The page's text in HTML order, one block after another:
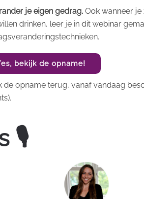
je eigen gedrag. Ook wanneer
drinken, leer je in dit webinar
bekijk de opname!
de opname terug, vanaf vandaag
🎙